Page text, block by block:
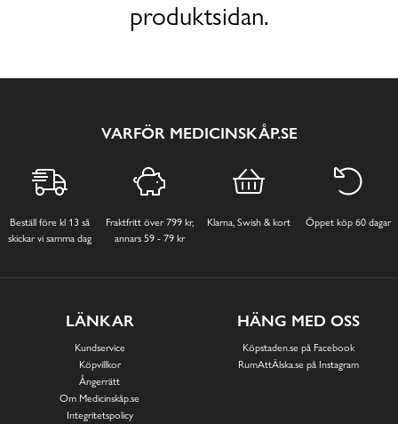
produktsidan.
VARFÖR MEDICINSKÅP.SE
Beställ före kl 13 så
skickar vi samma dag
Fraktfritt över 799 kr,
annars 59 - 79 kr
Klarna, Swish & kort Öppet köp 60 dagar
LÄNKAR
Kundservice
Köpvillkor
Ångerrätt
Om Medicinskåp.se
Integritetspolicy
HÄNG MED OSS
Köpstaden.se på Facebook
RumAttÄlska.se på Instagram